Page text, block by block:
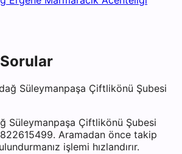
Süleymanpaşa Çiftlikönü Şubesi
Süleymanpaşa Çiftlikönü Şubesi
Aramadan önce takip
işlemi hızlandırır.